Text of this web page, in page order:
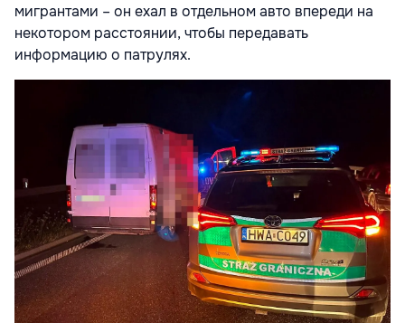
мигрантами – он ехал в отдельном авто впереди на
некотором расстоянии, чтобы передавать
информацию о патрулях.